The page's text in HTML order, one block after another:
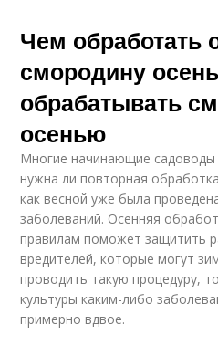
Чем обработать
смородину
обрабатывать
осенью
Многие начинающие
нужна ли повторная
как весной уже была
заболеваний. Осенняя
правилам поможет защитить
вредителей, которые могут
проводить такую процедуру,
культуры каким-либо
примерно вдвое.